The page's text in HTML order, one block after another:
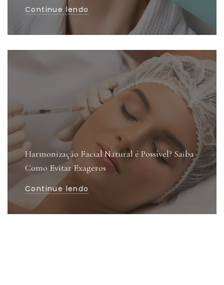
Continue lendo
Harmonização Facial Natural é Possível? Saiba
Como Evitar Exageros
Continue lendo